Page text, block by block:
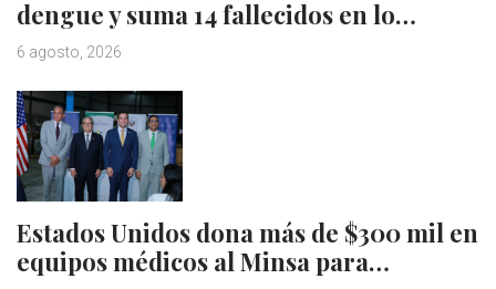
dengue y suma 14 fallecidos en lo…
6 agosto, 2026
Estados Unidos dona más de $300 mil en
equipos médicos al Minsa para…